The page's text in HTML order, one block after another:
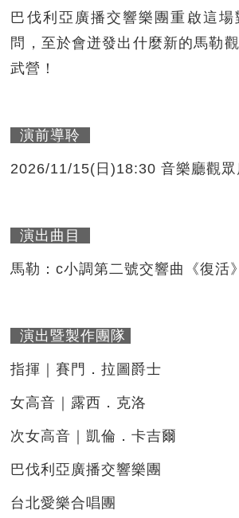
巴伐利亞廣播交響樂團重啟這
問，至於會迸發出什麼新的馬勒
武營！
演前導聆
2026/11/15(日)18:30 音樂廳觀眾
演出曲目
馬勒：c小調第二號交響曲《復活》
演出暨製作團隊
指揮｜賽門．拉圖爵士
女高音｜露西．克洛
次女高音｜凱倫．卡吉爾
巴伐利亞廣播交響樂團
台北愛樂合唱團